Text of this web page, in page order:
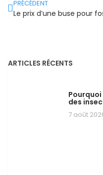
PRÉCÉDENT
ARTICLES RÉCENTS
des
7 août